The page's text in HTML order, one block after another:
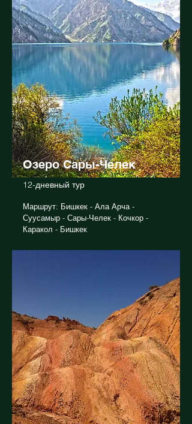
9-дневный тур
Маршрут: Бишкек - Ала Арча - Каракол -
Сон Куль - Бишкек
Земля Кочевников
Озеро Сары-Челек
12-дневный тур
Маршрут: Бишкек - Ала Арча -
Суусамыр - Сары-Челек - Кочкор -
Каракол - Бишкек